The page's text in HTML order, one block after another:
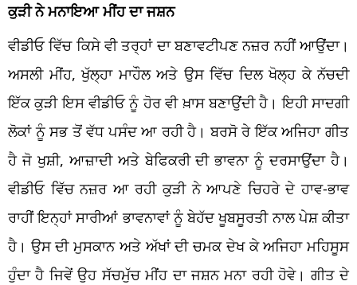
ਕੁੜੀ ਨੇ ਮਨਾਇਆ ਮੀਂਹ ਦਾ ਜਸ਼ਨ
ਵੀਡੀਓ ਵਿੱਚ ਕਿਸੇ ਵੀ ਤਰ੍ਹਾਂ ਦਾ ਬਣਾਵਟੀਪਣ ਨਜ਼ਰ ਨਹੀਂ ਆਉਂਦਾ।
ਅਸਲੀ ਮੀਂਹ, ਖੁੱਲ੍ਹਾ ਮਾਹੌਲ ਅਤੇ ਉਸ ਵਿੱਚ ਦਿਲ ਖੋਲ੍ਹ ਕੇ ਨੱਚਦੀ
ਇੱਕ ਕੁੜੀ ਇਸ ਵੀਡੀਓ ਨੂੰ ਹੋਰ ਵੀ ਖ਼ਾਸ ਬਣਾਉਂਦੀ ਹੈ। ਇਹੀ ਸਾਦਗੀ
ਲੋਕਾਂ ਨੂੰ ਸਭ ਤੋਂ ਵੱਧ ਪਸੰਦ ਆ ਰਹੀ ਹੈ। ਬਰਸੋ ਰੇ ਇੱਕ ਅਜਿਹਾ ਗੀਤ
ਹੈ ਜੋ ਖੁਸ਼ੀ, ਆਜ਼ਾਦੀ ਅਤੇ ਬੇਫਿਕਰੀ ਦੀ ਭਾਵਨਾ ਨੂੰ ਦਰਸਾਉਂਦਾ ਹੈ।
ਵੀਡੀਓ ਵਿੱਚ ਨਜ਼ਰ ਆ ਰਹੀ ਕੁੜੀ ਨੇ ਆਪਣੇ ਚਿਹਰੇ ਦੇ ਹਾਵ-ਭਾਵ
ਰਾਹੀਂ ਇਨ੍ਹਾਂ ਸਾਰੀਆਂ ਭਾਵਨਾਵਾਂ ਨੂੰ ਬੇਹੱਦ ਖੂਬਸੂਰਤੀ ਨਾਲ ਪੇਸ਼ ਕੀਤਾ
ਹੈ। ਉਸ ਦੀ ਮੁਸਕਾਨ ਅਤੇ ਅੱਖਾਂ ਦੀ ਚਮਕ ਦੇਖ ਕੇ ਅਜਿਹਾ ਮਹਿਸੂਸ
ਹੁੰਦਾ ਹੈ ਜਿਵੇਂ ਉਹ ਸੱਚਮੁੱਚ ਮੀਂਹ ਦਾ ਜਸ਼ਨ ਮਨਾ ਰਹੀ ਹੋਵੇ। ਗੀਤ ਦੇ